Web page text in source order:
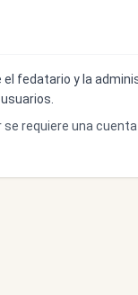
fedatario y la
requiere una